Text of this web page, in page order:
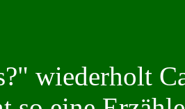
wiederholt